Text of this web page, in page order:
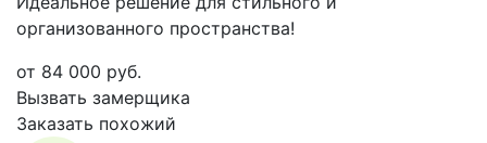
организованного пространства!
от 84 000 руб.
Вызвать замерщика
Заказать похожий